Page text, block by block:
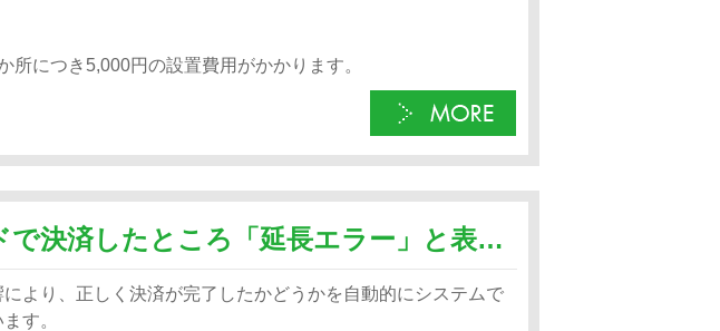
所につき5,000円の設置費用がかかります。
クレジットカードで決済したところ「延長エラー」と表示され期間が延長されません
より、正しく決済が完了したかどうかを自動的にシステムで
す。